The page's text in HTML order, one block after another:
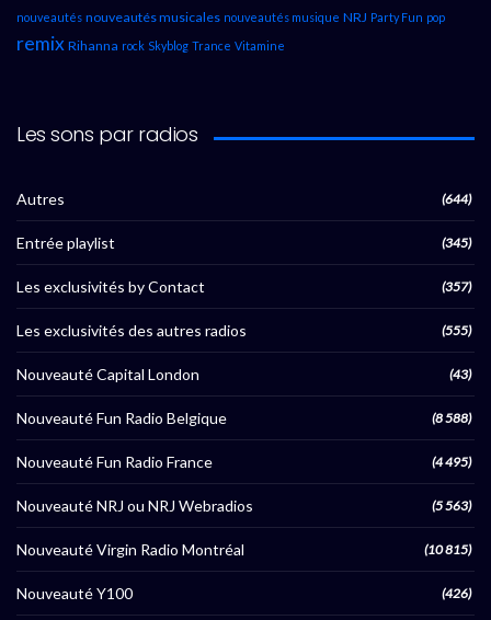
nouveautés nouveautés musicales nouveautés musique NRJ Party Fun pop
remix Rihanna rock Skyblog Trance Vitamine
Les sons par radios
Autres (644)
Entrée playlist (345)
Les exclusivités by Contact (357)
Les exclusivités des autres radios (555)
Nouveauté Capital London (43)
Nouveauté Fun Radio Belgique (8 588)
Nouveauté Fun Radio France (4 495)
Nouveauté NRJ ou NRJ Webradios (5 563)
Nouveauté Virgin Radio Montréal (10 815)
Nouveauté Y100 (426)